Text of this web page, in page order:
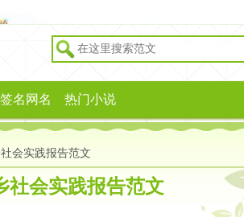
签名网名 热门小说
会实践报告范文
社会实践报告范文